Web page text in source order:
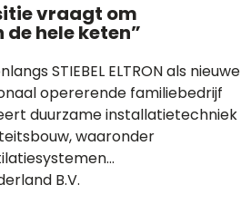
vraagt om
hele keten”
STIEBEL ELTRON als nieuwe
opererende familiebedrijf
duurzame installatietechniek
waaronder
B.V.